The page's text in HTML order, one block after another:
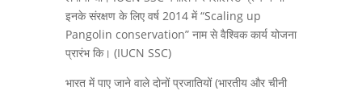
इनके संरक्षण के लिए वर्ष 2014 में “Scaling up
Pangolin conservation” नाम से वैश्विक कार्य योजना
प्रारंभ कि। (IUCN SSC)
भारत में पाए जाने वाले दोनों प्रजातियों (भारतीय और चीनी